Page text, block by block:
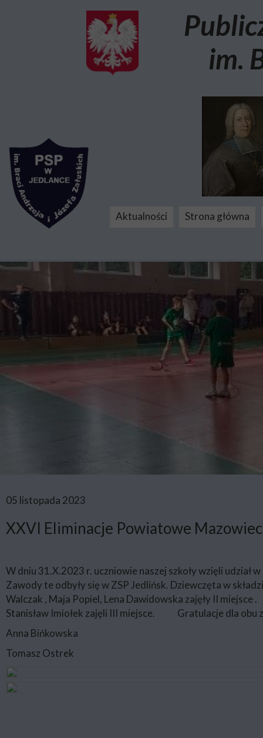
05 listopada 2023
XXVI Eliminacje Powiatowe
W dniu 31.X.2023 r. uczniowie naszej szkoły wzięli
Zawody te odbyły się w ZSP Jedlińsk. Dziewczęta w
Walczak , Maja Popiel, Lena Dawidowska zajęły II miejsce .
Stanisław Imiołek zajęli III miejsce.
Gratulacje dla obu
Anna Bińkowska
Tomasz Ostrek
Aktualności Strona główna
im.